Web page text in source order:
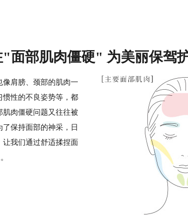
"面部肌肉僵硬" 为美丽保驾
肩膀、颈部的肌肉一
性的不良姿势等，都
肉僵硬问题又往往被
保持面部的神采，日
我们通过舒适揉捏面